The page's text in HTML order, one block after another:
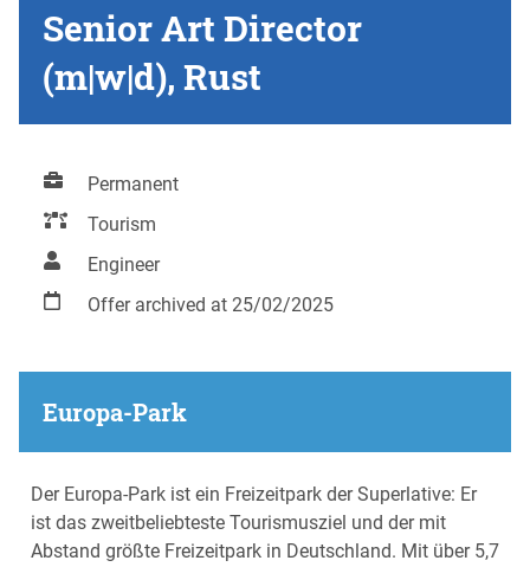
Senior Art Director
(m|w|d), Rust
Permanent
Tourism
Engineer
Offer archived at 25/02/2025
Europa-Park
Der Europa-Park ist ein Freizeitpark der Superlative: Er
ist das zweitbeliebteste Tourismusziel und der mit
Abstand größte Freizeitpark in Deutschland. Mit über 5,7